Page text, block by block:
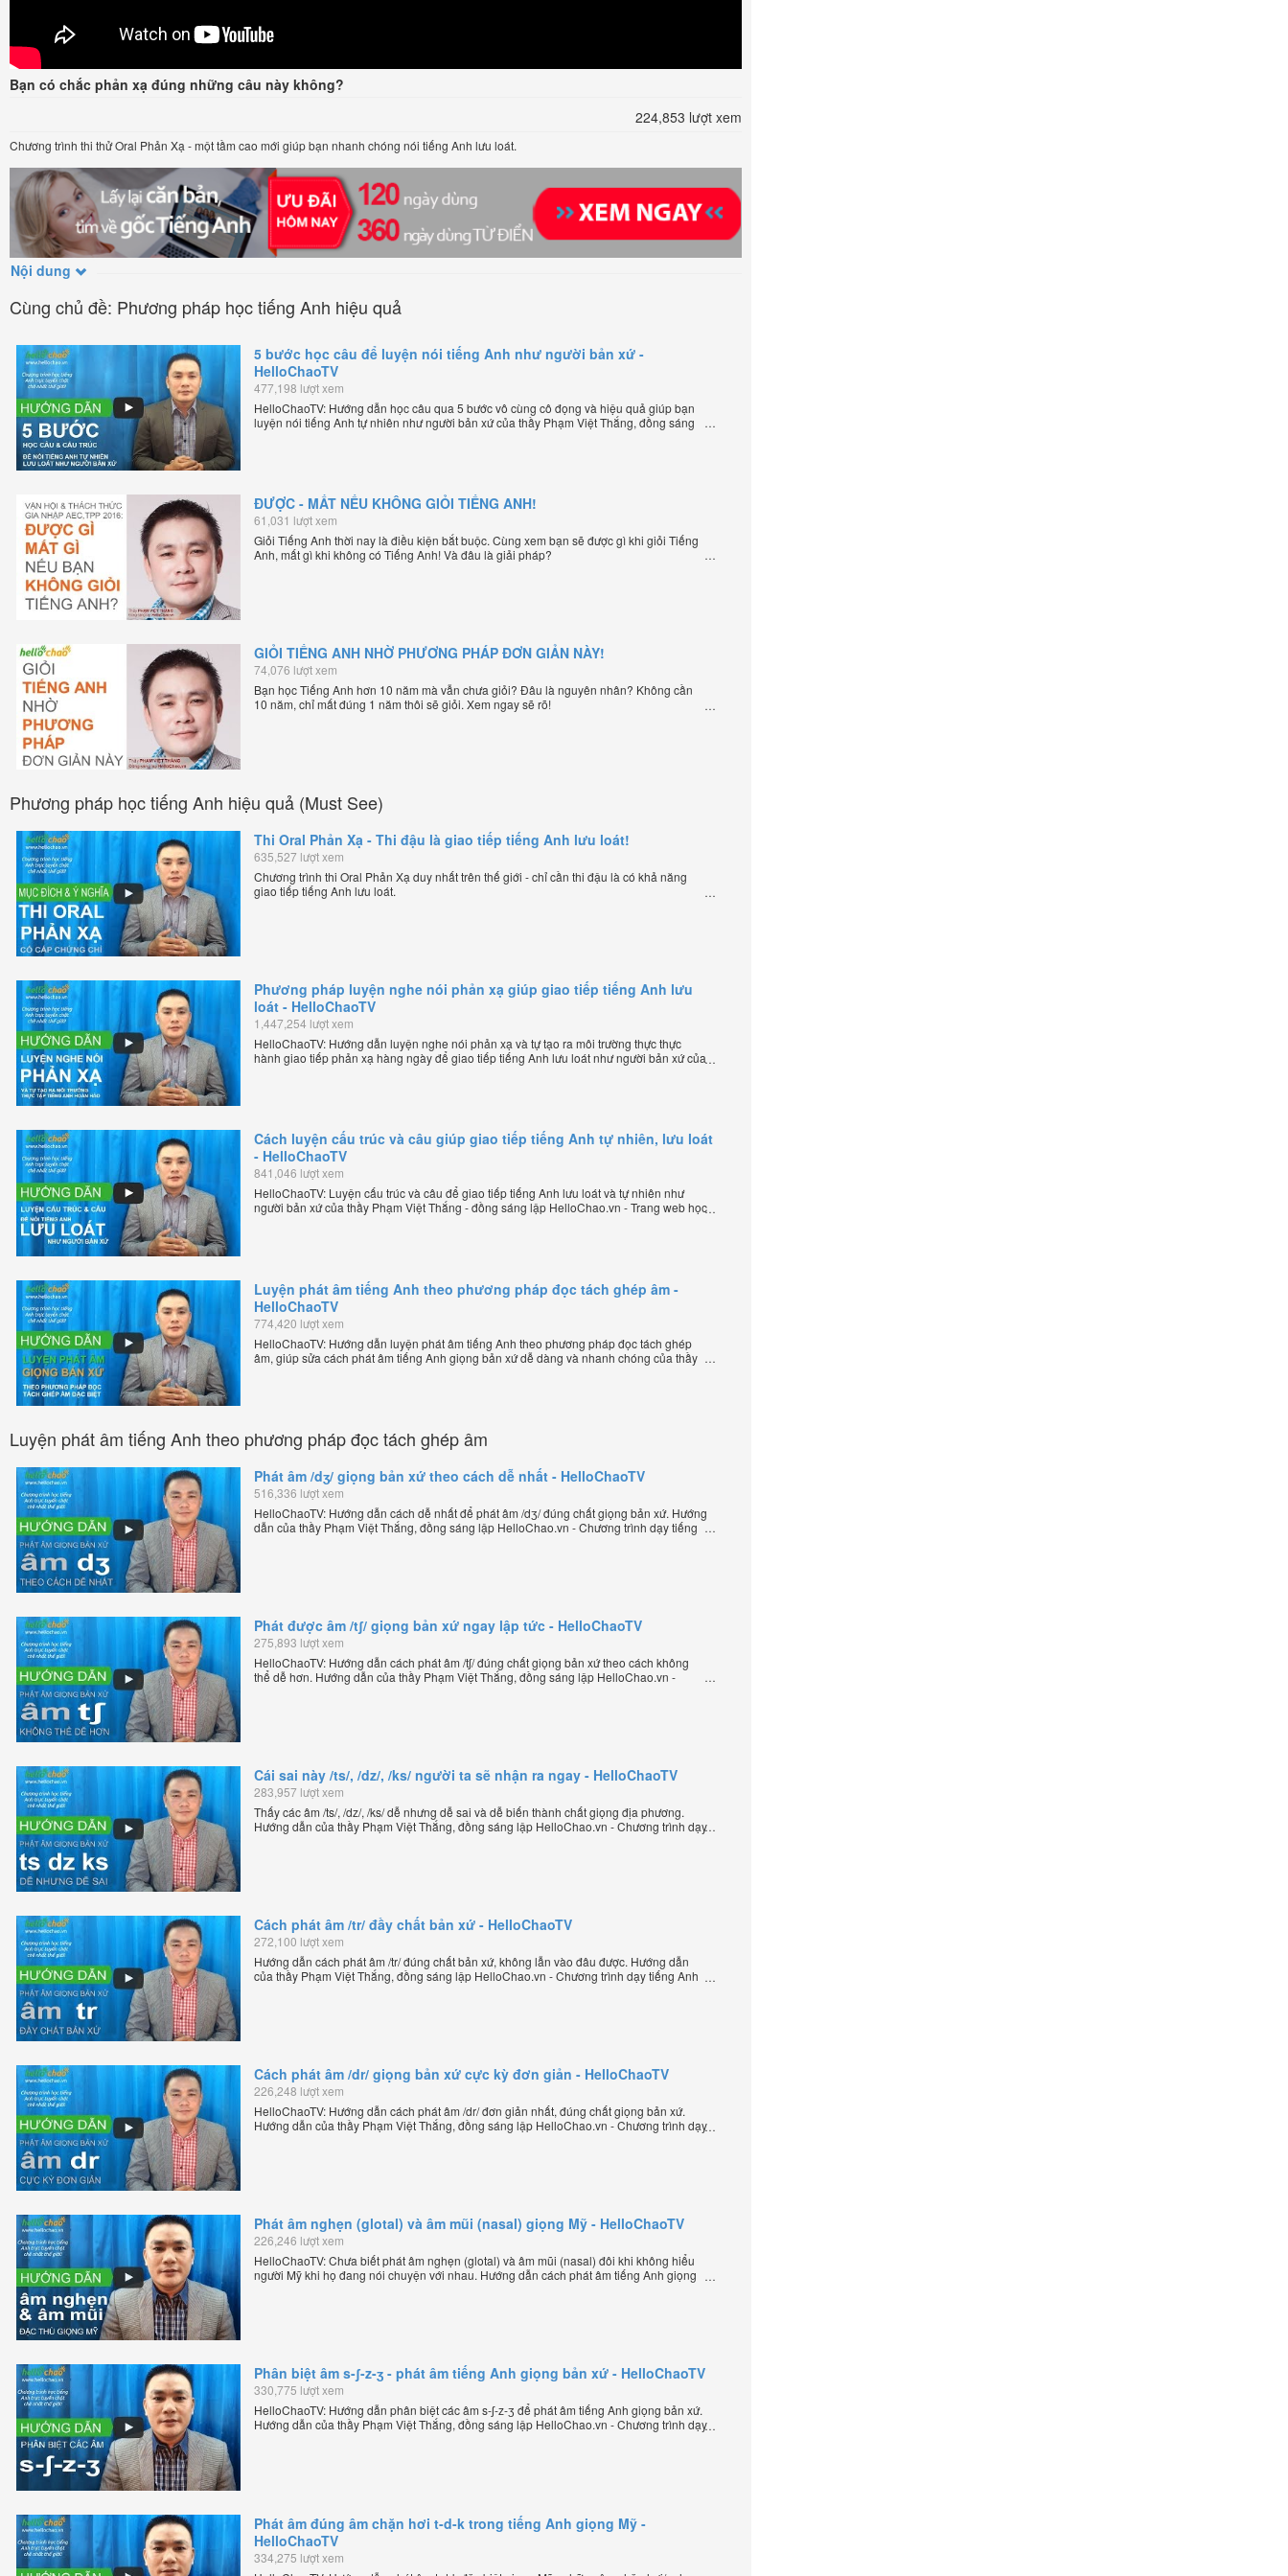
Bạn có chắc phản xạ đúng những câu này không?
224,853 lượt xem
Chương trình thi thử Oral Phản Xạ - một tầm cao mới giúp bạn nhanh chóng nói tiếng Anh lưu loát.
Nội dung
Cùng chủ đề: Phương pháp học tiếng Anh hiệu quả
5 bước học câu để luyện nói tiếng Anh như người bản xứ -
HelloChaoTV
477,198 lượt xem
HelloChaoTV: Hướng dẫn học câu qua 5 bước vô cùng cô đọng và hiệu quả giúp bạn
luyện nói tiếng Anh tự nhiên như người bản xứ của thầy Phạm Việt Thắng, đồng sáng
ĐƯỢC - MẤT NẾU KHÔNG GIỎI TIẾNG ANH!
61,031 lượt xem
Giỏi Tiếng Anh thời nay là điều kiện bắt buộc. Cùng xem bạn sẽ được gì khi giỏi Tiếng
Anh, mất gì khi không có Tiếng Anh! Và đâu là giải pháp?
GIỎI TIẾNG ANH NHỜ PHƯƠNG PHÁP ĐƠN GIẢN NÀY!
74,076 lượt xem
Bạn học Tiếng Anh hơn 10 năm mà vẫn chưa giỏi? Đâu là nguyên nhân? Không cần
10 năm, chỉ mất đúng 1 năm thôi sẽ giỏi. Xem ngay sẽ rõ!
Phương pháp học tiếng Anh hiệu quả (Must See)
Thi Oral Phản Xạ - Thi đậu là giao tiếp tiếng Anh lưu loát!
635,527 lượt xem
Chương trình thi Oral Phản Xạ duy nhất trên thế giới - chỉ cần thi đậu là có khả năng
giao tiếp tiếng Anh lưu loát.
Phương pháp luyện nghe nói phản xạ giúp giao tiếp tiếng Anh lưu
loát - HelloChaoTV
1,447,254 lượt xem
HelloChaoTV: Hướng dẫn luyện nghe nói phản xạ và tự tạo ra môi trường thực thực
hành giao tiếp phản xạ hàng ngày để giao tiếp tiếng Anh lưu loát như người bản xứ của
Cách luyện cấu trúc và câu giúp giao tiếp tiếng Anh tự nhiên, lưu loát
- HelloChaoTV
841,046 lượt xem
HelloChaoTV: Luyện cấu trúc và câu để giao tiếp tiếng Anh lưu loát và tự nhiên như
người bản xứ của thầy Phạm Việt Thắng - đồng sáng lập HelloChao.vn - Trang web học
Luyện phát âm tiếng Anh theo phương pháp đọc tách ghép âm -
HelloChaoTV
774,420 lượt xem
HelloChaoTV: Hướng dẫn luyện phát âm tiếng Anh theo phương pháp đọc tách ghép
âm, giúp sửa cách phát âm tiếng Anh giọng bản xứ dễ dàng và nhanh chóng của thầy
Luyện phát âm tiếng Anh theo phương pháp đọc tách ghép âm
Phát âm /dʒ/ giọng bản xứ theo cách dễ nhất - HelloChaoTV
516,336 lượt xem
HelloChaoTV: Hướng dẫn cách dễ nhất để phát âm /dʒ/ đúng chất giọng bản xứ. Hướng
dẫn của thầy Phạm Việt Thắng, đồng sáng lập HelloChao.vn - Chương trình dạy tiếng
Phát được âm /tʃ/ giọng bản xứ ngay lập tức - HelloChaoTV
275,893 lượt xem
HelloChaoTV: Hướng dẫn cách phát âm /tʃ/ đúng chất giọng bản xứ theo cách không
thể dễ hơn. Hướng dẫn của thầy Phạm Việt Thắng, đồng sáng lập HelloChao.vn -
Cái sai này /ts/, /dz/, /ks/ người ta sẽ nhận ra ngay - HelloChaoTV
283,957 lượt xem
Thấy các âm /ts/, /dz/, /ks/ dễ nhưng dễ sai và dễ biến thành chất giọng địa phương.
Hướng dẫn của thầy Phạm Việt Thắng, đồng sáng lập HelloChao.vn - Chương trình dạy
Cách phát âm /tr/ đầy chất bản xứ - HelloChaoTV
272,100 lượt xem
Hướng dẫn cách phát âm /tr/ đúng chất bản xứ, không lẫn vào đâu được. Hướng dẫn
của thầy Phạm Việt Thắng, đồng sáng lập HelloChao.vn - Chương trình dạy tiếng Anh
Cách phát âm /dr/ giọng bản xứ cực kỳ đơn giản - HelloChaoTV
226,248 lượt xem
HelloChaoTV: Hướng dẫn cách phát âm /dr/ đơn giản nhất, đúng chất giọng bản xứ.
Hướng dẫn của thầy Phạm Việt Thắng, đồng sáng lập HelloChao.vn - Chương trình dạy
Phát âm nghẹn (glotal) và âm mũi (nasal) giọng Mỹ - HelloChaoTV
226,246 lượt xem
HelloChaoTV: Chưa biết phát âm nghẹn (glotal) và âm mũi (nasal) đôi khi không hiểu
người Mỹ khi họ đang nói chuyện với nhau. Hướng dẫn cách phát âm tiếng Anh giọng
Phân biệt âm s-ʃ-z-ʒ - phát âm tiếng Anh giọng bản xứ - HelloChaoTV
330,775 lượt xem
HelloChaoTV: Hướng dẫn phân biệt các âm s-ʃ-z-ʒ để phát âm tiếng Anh giọng bản xứ.
Hướng dẫn của thầy Phạm Việt Thắng, đồng sáng lập HelloChao.vn - Chương trình dạy
Phát âm đúng âm chặn hơi t-d-k trong tiếng Anh giọng Mỹ -
HelloChaoTV
334,275 lượt xem